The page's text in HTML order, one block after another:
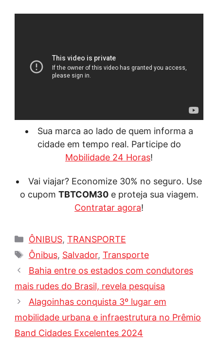
Sua marca ao lado de quem informa a
cidade em tempo real. Participe do
Mobilidade 24 Horas!
Vai viajar? Economize 30% no seguro. Use
o cupom TBTCOM30e proteja sua viagem.
Contratar agora!
Categorias
ÔNIBUS, TRANSPORTE
Tags
Ônibus, Salvador, Transporte
Bahia entre os estados com condutores
mais rudes do Brasil, revela pesquisa
Alagoinhas conquista 3º lugar em
mobilidade urbana e infraestrutura no Prêmio
Band Cidades Excelentes 2024